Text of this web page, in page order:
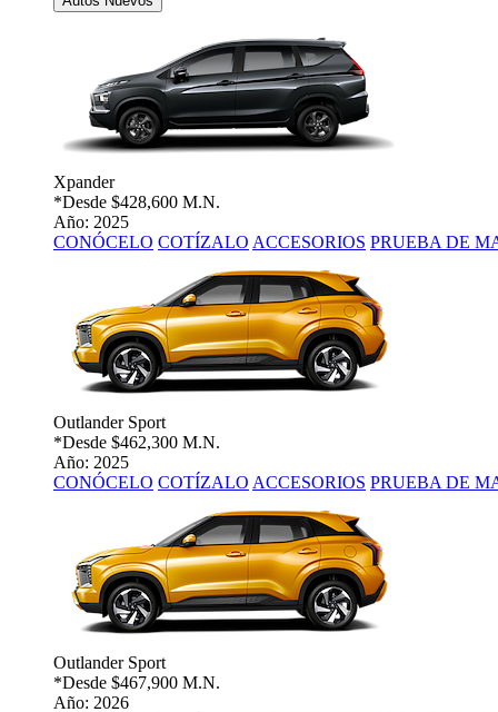
Xpander
*Desde $428,600 M.N.
Año: 2025
CONÓCELO COTÍZALO ACCESORIOS PRUEBA DE
Outlander Sport
*Desde $462,300 M.N.
Año: 2025
CONÓCELO COTÍZALO ACCESORIOS PRUEBA DE
Outlander Sport
*Desde $467,900 M.N.
Año: 2026